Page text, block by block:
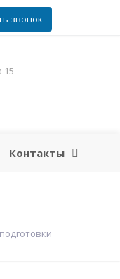
звонок
15
Контакты